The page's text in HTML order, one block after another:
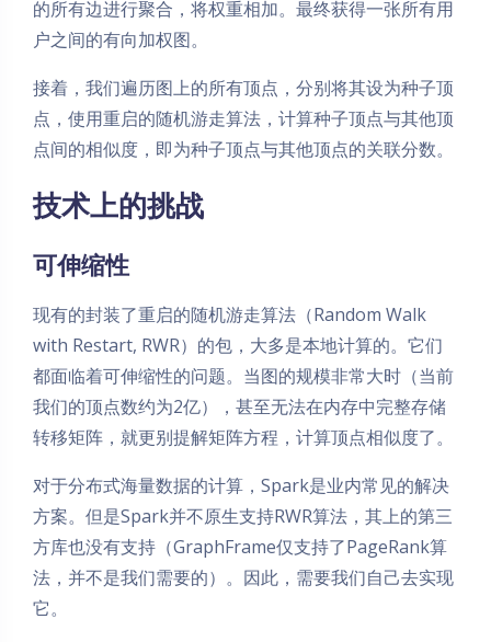
的所有边进行聚合，将权重相加。最终获得一张所有用
户之间的有向加权图。
接着，我们遍历图上的所有顶点，分别将其设为种子顶
点，使用重启的随机游走算法，计算种子顶点与其他顶
点间的相似度，即为种子顶点与其他顶点的关联分数。
技术上的挑战
可伸缩性
现有的封装了重启的随机游走算法（Random Walk
with Restart, RWR）的包，大多是本地计算的。它们
都面临着可伸缩性的问题。当图的规模非常大时（当前
我们的顶点数约为2亿），甚至无法在内存中完整存储
转移矩阵，就更别提解矩阵方程，计算顶点相似度了。
对于分布式海量数据的计算，Spark是业内常见的解决
方案。但是Spark并不原生支持RWR算法，其上的第三
方库也没有支持（GraphFrame仅支持了PageRank算
法，并不是我们需要的）。因此，需要我们自己去实现
它。